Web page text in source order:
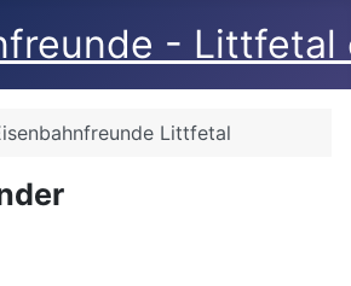
- Littfetal
Littfetal